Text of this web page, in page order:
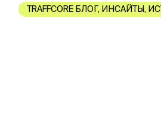
TRAFFCORE БЛОГ, ИНСАЙТЫ ,